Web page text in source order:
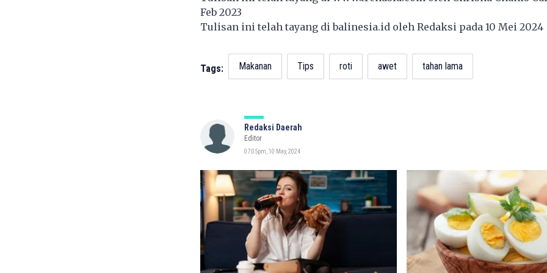
Feb 2023
Tulisan ini telah tayang dibalinesia.id oleh Redaksi pada 10 Mei
Tags: Makanan Tips roti awet tahan lama
Redaksi Daerah
Editor
07:05pm, 10 May, 2024